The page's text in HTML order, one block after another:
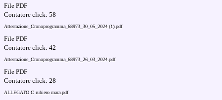
File PDF
Contatore click: 58
Attestazione_Cronoprogramma_68973_30_05_2024 (1).pdf
File PDF
Contatore click: 42
Attestazione_Cronoprogramma_68973_26_03_2024.pdf
File PDF
Contatore click: 28
ALLEGATO C rubiero mara.pdf